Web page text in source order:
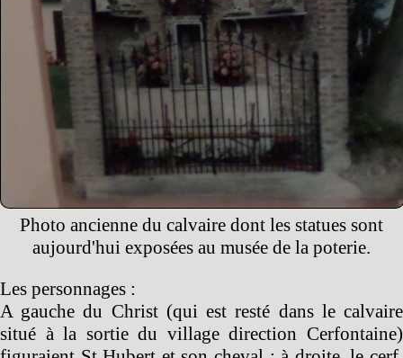
Photo ancienne du calvaire dont les statues sont
aujourd'hui exposées au musée de la poterie.
Les personnages :
A gauche du Christ (qui est resté dans le calvaire
situé à la sortie du village direction Cerfontaine)